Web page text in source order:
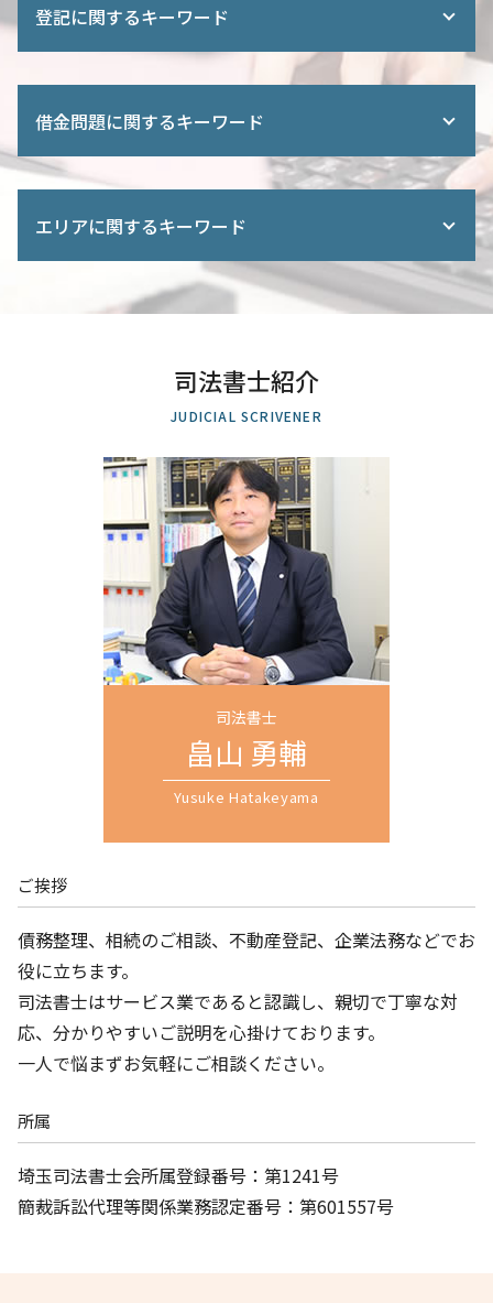
不動産 遺産分割
遺産分割協議 不動産
相続人 親 兄弟
財産調査 方法
遺言 公正証書 必要書類
相続 登記
法定相続人 独身
土地 名義人 死亡
遺言書 費用
登記に関するキーワード
株式会社 設立 登記申請書
所有権 保存 登記
定款 法務局
土地 分割 登記
住宅ローン 完済
所有権 移転 登記
共有名義 片方 死亡 相続
法務局 商業登記
土地 司法書士
新築 司法書士
会社 設立 必要 書類
借金問題に関するキーワード
債務弁済協定 調停
自己破産 任意整理 違い
個人再生 返済額 計算
借金 減らす 債務整理
債務整理 ブラックリスト 期間
任意整理 民事再生
過払い とは
過払い金 請求
債務整理 和解 成立
任意整理 元本 減額
個人再生 認可決定
借金 債務整理 悩み 借金相談
過払い 時効
特定調停 民事再生 違い
エリアに関するキーワード
不動産売買 上尾市 司法書士 相談
不動産売買 埼玉県 司法書士 相談
生前贈与 上尾市 司法書士 相談
相続 川口市 司法書士 相談
任意整理 全国対応 司法書士 相談
会社設立 さいたま市 司法書士 相談
過払い金請求 埼玉県 司法書士 相談
会社設立 全国対応 司法書士 相談
遺言書作成 埼玉県 司法書士 相談
不動産相続 さいたま市 司法書士 相談
不動産相続 川口市 司法書士 相談
不動産相続 埼玉県 司法書士 相談
遺言書作成 川口市 司法書士 相談
遺言書作成 全国対応 司法書士 相談
過払い金請求 全国対応 司法書士 相談
相続登記 全国対応 司法書士 相談
司法書士紹介
JUDICIAL SCRIVENER
司法書士
畠山 勇輔
Yusuke Hatakeyama
ご挨拶
債務整理、相続のご相談、不動産登記、企業法務などでお
役に立ちます。
司法書士はサービス業であると認識し、親切で丁寧な対
応、分かりやすいご説明を心掛けております。
一人で悩まずお気軽にご相談ください。
所属
埼玉司法書士会所属登録番号：第1241号
簡裁訴訟代理等関係業務認定番号：第601557号